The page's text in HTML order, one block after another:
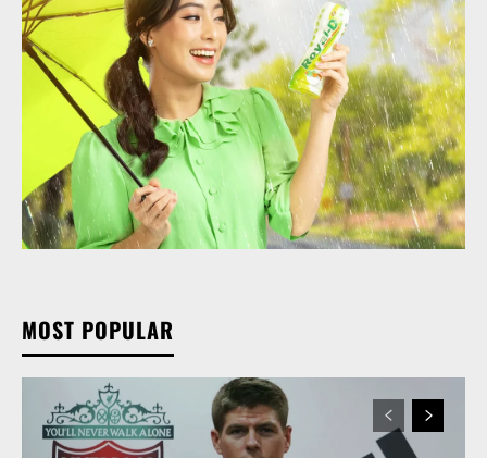
MOST POPULAR